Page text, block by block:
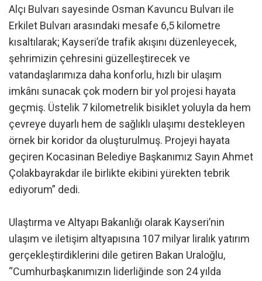
Alçı Bulvarı sayesinde Osman Kavuncu Bulvarı ile
Erkilet Bulvarı arasındaki mesafe 6,5 kilometre
kısaltılarak; Kayseri’de trafik akışını düzenleyecek,
şehrimizin çehresini güzelleştirecek ve
vatandaşlarımıza daha konforlu, hızlı bir ulaşım
imkânı sunacak çok modern bir yol projesi hayata
geçmiş. Üstelik 7 kilometrelik bisiklet yoluyla da hem
çevreye duyarlı hem de sağlıklı ulaşımı destekleyen
örnek bir koridor da oluşturulmuş. Projeyi hayata
geçiren Kocasinan Belediye Başkanımız Sayın Ahmet
Çolakbayrakdar ile birlikte ekibini yürekten tebrik
ediyorum” dedi.
Ulaştırma ve Altyapı Bakanlığı olarak Kayseri’nin
ulaşım ve iletişim altyapısına 107 milyar liralık yatırım
gerçekleştirdiklerini dile getiren Bakan Uraloğlu,
“Cumhurbaşkanımızın liderliğinde son 24 yılda